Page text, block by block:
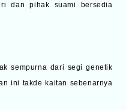
dan pihak suami bersedia
sempurna dari segi genetik
ini takde kaitan sebenarnya